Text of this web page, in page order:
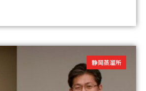
静岡蒸溜所